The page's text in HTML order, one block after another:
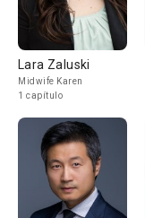
Lara Zaluski
Midwife Karen
1 capítulo